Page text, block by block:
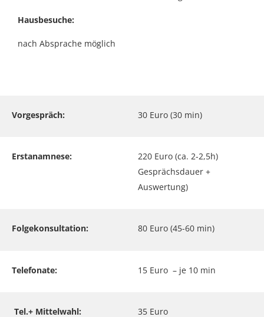
Hausbesuche:
nach Absprache möglich
Vorgespräch: 30 Euro (30 min)
Erstanamnese:
220 Euro (ca. 2-2,5h)
Gesprächsdauer +
Auswertung)
Folgekonsultation: 80 Euro (45-60 min)
Telefonate: 15 Euro – je 10 min
Tel.+ Mittelwahl: 35 Euro